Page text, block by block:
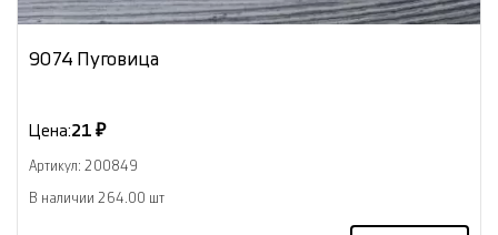
9074 Пуговица
Цена:21 ₽
Артикул: 200849
В наличии 264.00 шт